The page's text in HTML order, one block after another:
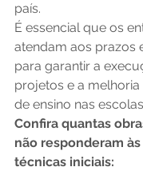
país.
É essencial que os
atendam aos prazos
para garantir a
projetos e a
de ensino nas
Confira quantas
não responderam
técnicas iniciais: